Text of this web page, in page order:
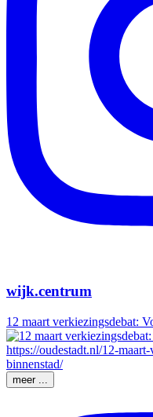
wijk.centrum
12 maart verkiezingsdebat:
meer ...